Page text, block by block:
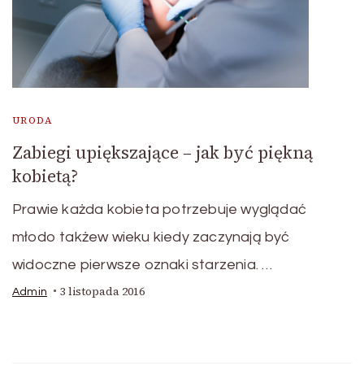
URODA
Zabiegi upiększające – jak być piękną
kobietą?
Prawie każda kobieta potrzebuje wyglądać
młodo takżew wieku kiedy zaczynają być
widoczne pierwsze oznaki starzenia. …
Admin 3 listopada 2016